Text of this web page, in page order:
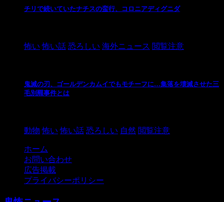
チリで続いていたナチスの蛮行、コロニアディグニダ
怖い 怖い話 恐ろしい 海外ニュース 閲覧注意
鬼滅の刃、ゴールデンカムイでもモチーフに…集落を壊滅させた三
毛別羆事件とは
動物 怖い 怖い話 恐ろしい 自然 閲覧注意
ホーム
お問い合わせ
広告掲載
プライバシーポリシー